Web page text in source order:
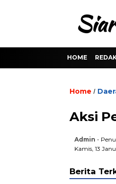
HOME
Home /
Aksi
Admin -
Kamis, 13
Berita